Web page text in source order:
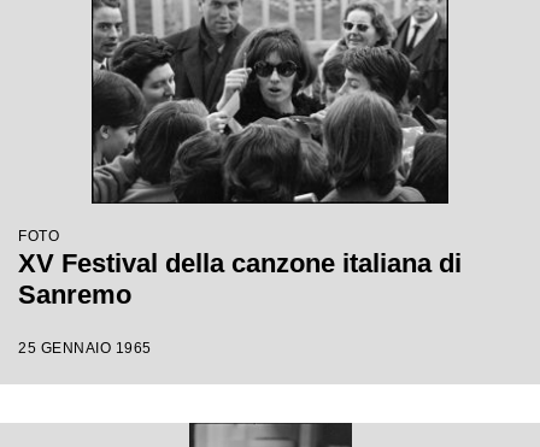
FOTO
XV Festival della canzone italiana di
Sanremo
25 GENNAIO 1965